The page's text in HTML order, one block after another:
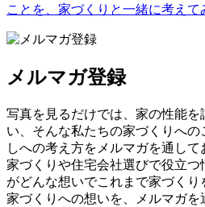
ことを、家づくりと一緒に考えて
メルマガ登録
写真を見るだけでは、家の性能
い、そんな私たちの家づくりへ
しへの考え方をメルマガを通して
家づくりや住宅会社選びで役立
がどんな想いでこれまで家づく
家づくりへの想いを、メルマガを